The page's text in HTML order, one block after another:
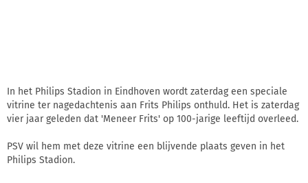
In het Philips Stadion in Eindhoven wordt zaterdag een speciale
vitrine ter nagedachtenis aan Frits Philips onthuld. Het is zaterdag
vier jaar geleden dat 'Meneer Frits' op 100-jarige leeftijd overleed.
PSV wil hem met deze vitrine een blijvende plaats geven in het
Philips Stadion.